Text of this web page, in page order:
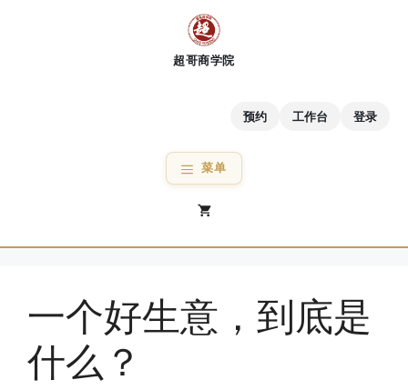
预约 工作台 登录
菜单
一个好生意，到底是
什么？